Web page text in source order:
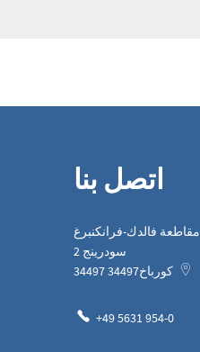
اتصل بنا
مقاطعة فالدك-فرانكنبرغ
سودرينج 2
34497
كورباخ34497
+49 5631 954-0